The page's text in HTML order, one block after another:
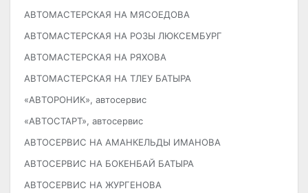
АВТОМАСТЕРСКАЯ НА МЯСОЕДОВА
АВТОМАСТЕРСКАЯ НА РОЗЫ ЛЮКСЕМБУРГ
АВТОМАСТЕРСКАЯ НА РЯХОВА
АВТОМАСТЕРСКАЯ НА ТЛЕУ БАТЫРА
«АВТОРОНИК», автосервис
«АВТОСТАРТ», автосервис
АВТОСЕРВИС НА АМАНКЕЛЬДЫ ИМАНОВА
АВТОСЕРВИС НА БОКЕНБАЙ БАТЫРА
АВТОСЕРВИС НА ЖУРГЕНОВА